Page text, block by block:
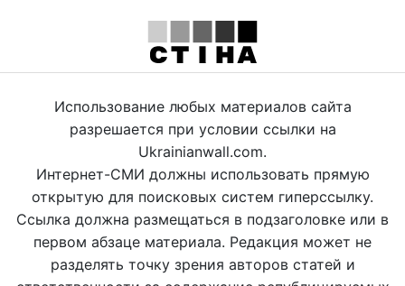
Использование любых материалов сайта
разрешается при условии ссылки на
Ukrainianwall.com.
Интернет-СМИ должны использовать прямую
открытую для поисковых систем гиперссылку.
Ссылка должна размещаться в подзаголовке или в
первом абзаце материала. Редакция может не
разделять точку зрения авторов статей и